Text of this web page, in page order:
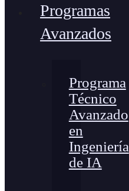
Programas
Avanzados
Programa
Técnico
Avanzado
en
Ingeniería
de IA